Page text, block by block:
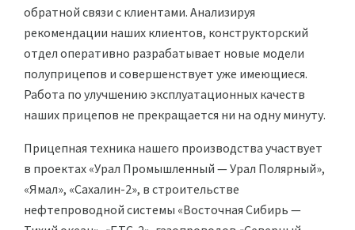
обратной связи с клиентами. Анализируя
рекомендации наших клиентов, конструкторский
отдел оперативно разрабатывает новые модели
полуприцепов и совершенствует уже имеющиеся.
Работа по улучшению эксплуатационных качеств
наших прицепов не прекращается ни на одну минуту.
Прицепная техника нашего производства участвует
в проектах «Урал Промышленный — Урал Полярный»,
«Ямал», «Сахалин-2», в строительстве
нефтепроводной системы «Восточная Сибирь —